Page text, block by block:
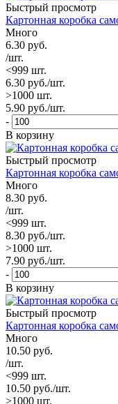
Быстрый просмотр
Картонная коробка
Много
6.30 руб.
/шт.
<999 шт.
6.30 руб./шт.
>1000 шт.
5.90 руб./шт.
-
В корзину
Быстрый просмотр
Картонная коробка
Много
8.30 руб.
/шт.
<999 шт.
8.30 руб./шт.
>1000 шт.
7.90 руб./шт.
-
В корзину
Быстрый просмотр
Картонная коробка
Много
10.50 руб.
/шт.
<999 шт.
10.50 руб./шт.
>1000 шт.